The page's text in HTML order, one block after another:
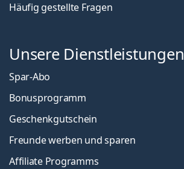
Häufig gestellte Fragen
Unsere Dienstleistungen
Spar-Abo
Bonusprogramm
Geschenkgutschein
Freunde werben und sparen
Affiliate Programms